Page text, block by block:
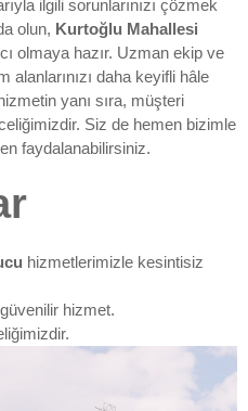
ilgili sorunlarınızı çözmek
olun, Kurtoğlu Mahallesi
olmaya hazır. Uzman ekip ve
alanlarınızı daha keyifli hâle
yanı sıra, müşteri
Siz de hemen bizimle
faydalanabilirsiniz.
hizmetlerimizle kesintisiz
hizmet.